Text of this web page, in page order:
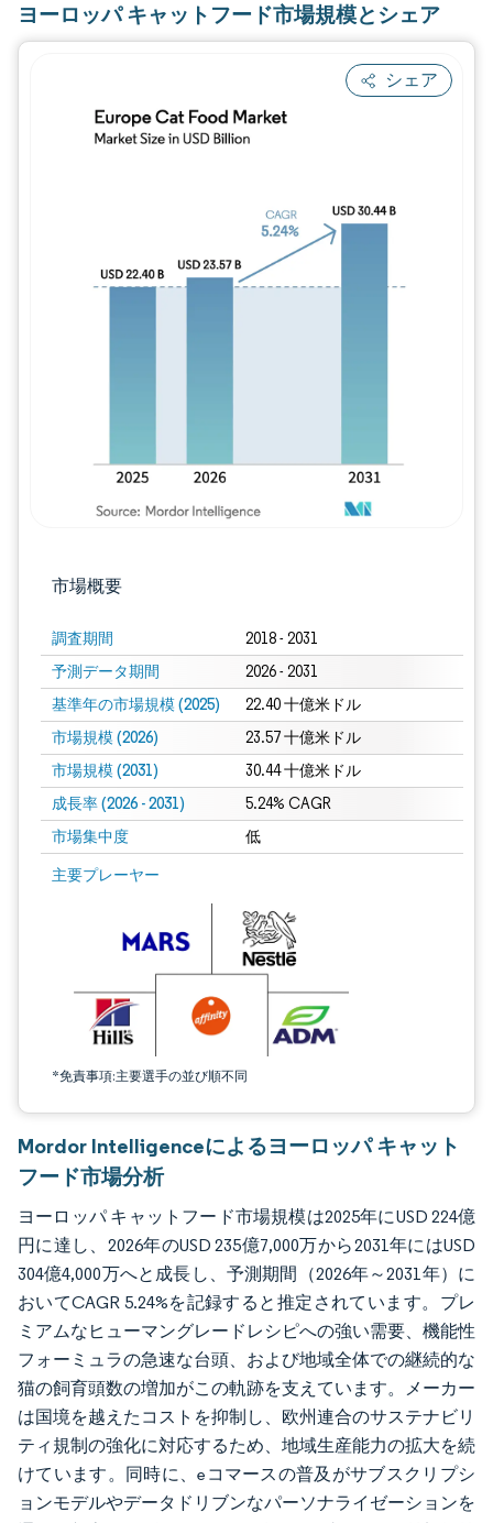
ヨーロッパ キャットフード市場規模とシェア
シェア
市場概要
調査期間 2018 - 2031
予測データ期間 2026 - 2031
基準年の市場規模 (2025) 22.40 十億米ドル
市場規模 (2026) 23.57 十億米ドル
市場規模 (2031) 30.44 十億米ドル
成長率 (2026 - 2031) 5.24% CAGR
市場集中度 低
主要プレーヤー
*免責事項:主要選手の並び順不同
画像 © Mordor Intelligence。再利用にはCC BY 4.0の表示が必要です。
Mordor Intelligenceによるヨーロッパ キャット
フード市場分析
ヨーロッパ キャットフード市場規模は2025年にUSD 224億
円に達し、2026年のUSD 235億7,000万から2031年にはUSD
304億4,000万へと成長し、予測期間（2026年～2031年）に
おいてCAGR 5.24%を記録すると推定されています。プレ
ミアムなヒューマングレードレシピへの強い需要、機能性
フォーミュラの急速な台頭、および地域全体での継続的な
猫の飼育頭数の増加がこの軌跡を支えています。メーカー
は国境を越えたコストを抑制し、欧州連合のサステナビリ
ティ規制の強化に対応するため、地域生産能力の拡大を続
けています。同時に、eコマースの普及がサブスクリプシ
ョンモデルやデータドリブンなパーソナライゼーションを